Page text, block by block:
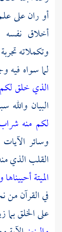
أو ران على
أخلاق نفسه
وتكملاته
لما سواه فيه
الذي خلق
البيان والله
لكم منه
وسائر
القلب الذي
الميتة
في القرآن
على الخلق بما